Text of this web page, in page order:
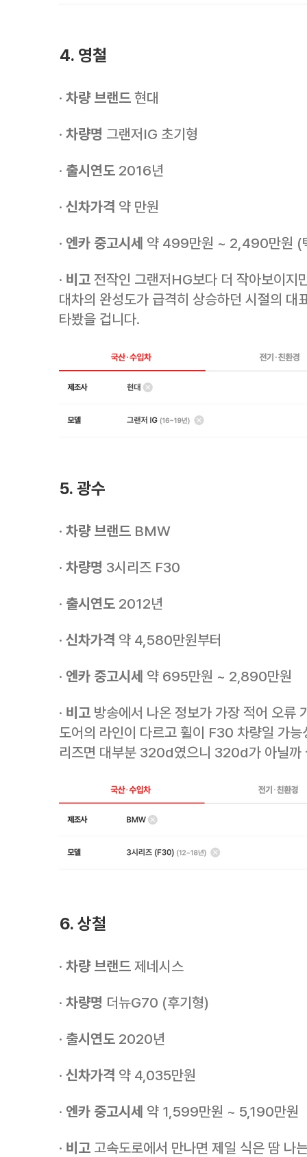
4. 영철
· 차량 브랜드 현대
· 차량명 그랜저IG 초기형
· 출시연도 2016년
· 신차가격 약 만원
· 엔카 중고시세 약 499만원 ~ 2,490만원 (
· 비고 전작인 그랜저HG보다 더 작아보이지
대차의 완성도가 급격히 상승하던 시절의 대
타봤을 겁니다.
5. 광수
· 차량 브랜드 BMW
· 차량명 3시리즈 F30
· 출시연도 2012년
· 신차가격 약 4,580만원부터
· 엔카 중고시세 약 695만원 ~ 2,890만원
· 비고 방송에서 나온 정보가 가장 적어 오류
도어의 라인이 다르고 휠이 F30 차량일 가
리즈면 대부분 320d였으니 320d가 아닐까
6. 상철
· 차량 브랜드 제네시스
· 차량명 더뉴G70 (후기형)
· 출시연도 2020년
· 신차가격 약 4,035만원
· 엔카 중고시세 약 1,599만원 ~ 5,190만원
· 비고 고속도로에서 만나면 제일 식은 땀 나